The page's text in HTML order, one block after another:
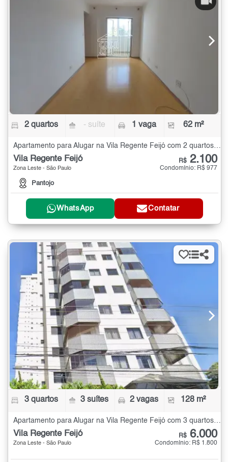
2 quartos - suíte 1 vaga 62 m²
Vila Regente Feijó
Zona Leste - São Paulo
Pantojo
R$ 2.100
Condomínio: R$ 977
WhatsApp Contatar
3 quartos 3 suítes 2 vagas 128 m²
Apartamento para Alugar na Vila Regente Feijó com 3 quartos - 128 m²
Vila Regente Feijó
Zona Leste - São Paulo
R$ 6.000
Condomínio: R$ 1.800